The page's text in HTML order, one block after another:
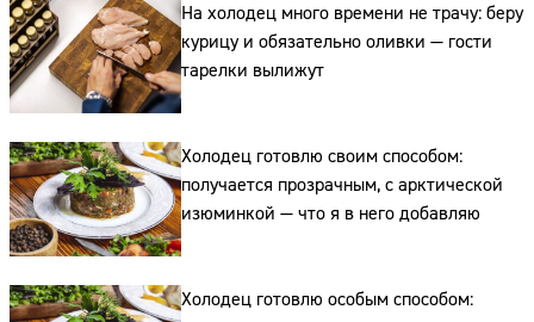
На холодец много времени не трачу: беру
курицу и обязательно оливки — гости
тарелки вылижут
Холодец готовлю своим способом:
получается прозрачным, с арктической
изюминкой — что я в него добавляю
Холодец готовлю особым способом: